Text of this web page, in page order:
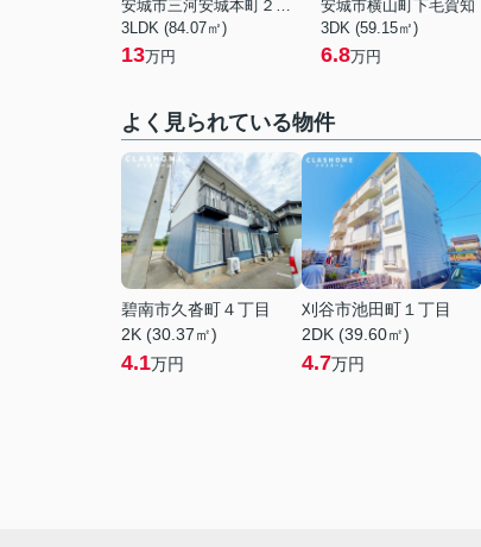
安城市三河安城本町２丁目
3LDK (84.07㎡)
13万円
安城市横山町下毛賀知
3DK (59.15㎡)
6.8万円
よく見られている物件
碧南市久沓町４丁目
2K (30.37㎡)
4.1万円
刈谷市池田町１丁目
2DK (39.60㎡)
4.7万円